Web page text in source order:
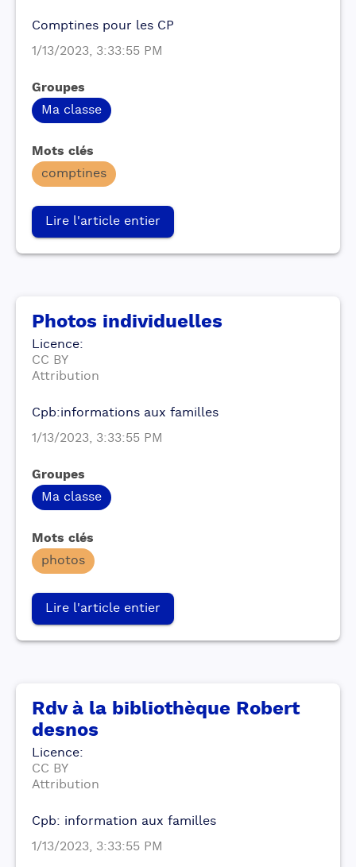
Comptines pour les CP
1/13/2023, 3:33:55 PM
Groupes
Ma classe
Mots clés
comptines
Lire l'article entier
Photos individuelles
Licence:
CC BY
Attribution
Cpb:informations aux familles
1/13/2023, 3:33:55 PM
Groupes
Ma classe
Mots clés
photos
Lire l'article entier
Rdv à la bibliothèque Robert
desnos
Licence:
CC BY
Attribution
Cpb: information aux familles
1/13/2023, 3:33:55 PM